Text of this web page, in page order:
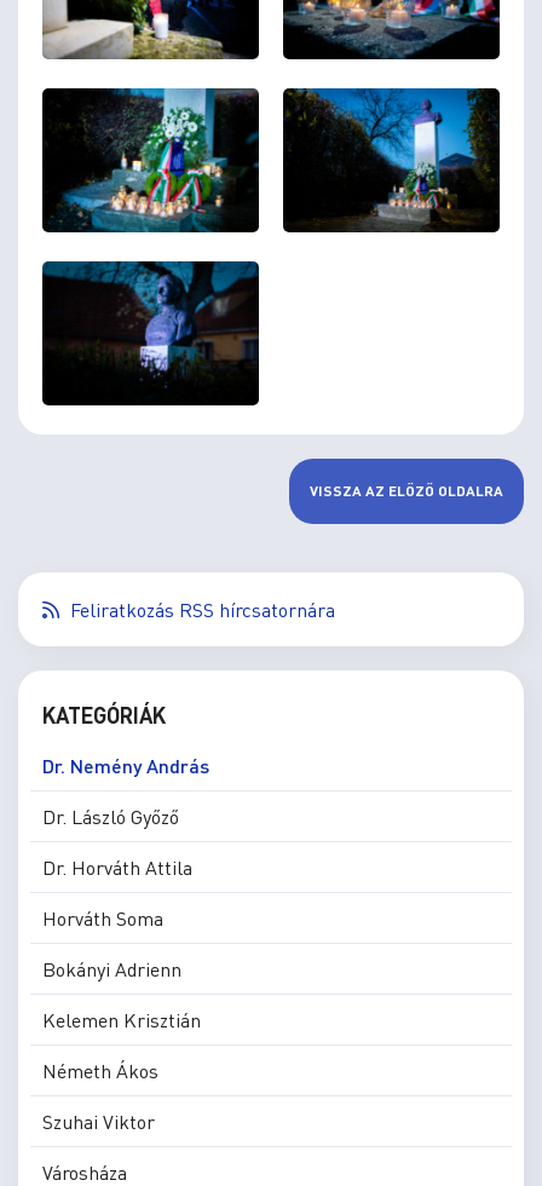
VISSZA AZ ELŐZŐ OLDALRA
Feliratkozás RSS hírcsatornára
KATEGÓRIÁK
Dr. Nemény András
Dr. László Győző
Dr. Horváth Attila
Horváth Soma
Bokányi Adrienn
Kelemen Krisztián
Németh Ákos
Szuhai Viktor
Városháza